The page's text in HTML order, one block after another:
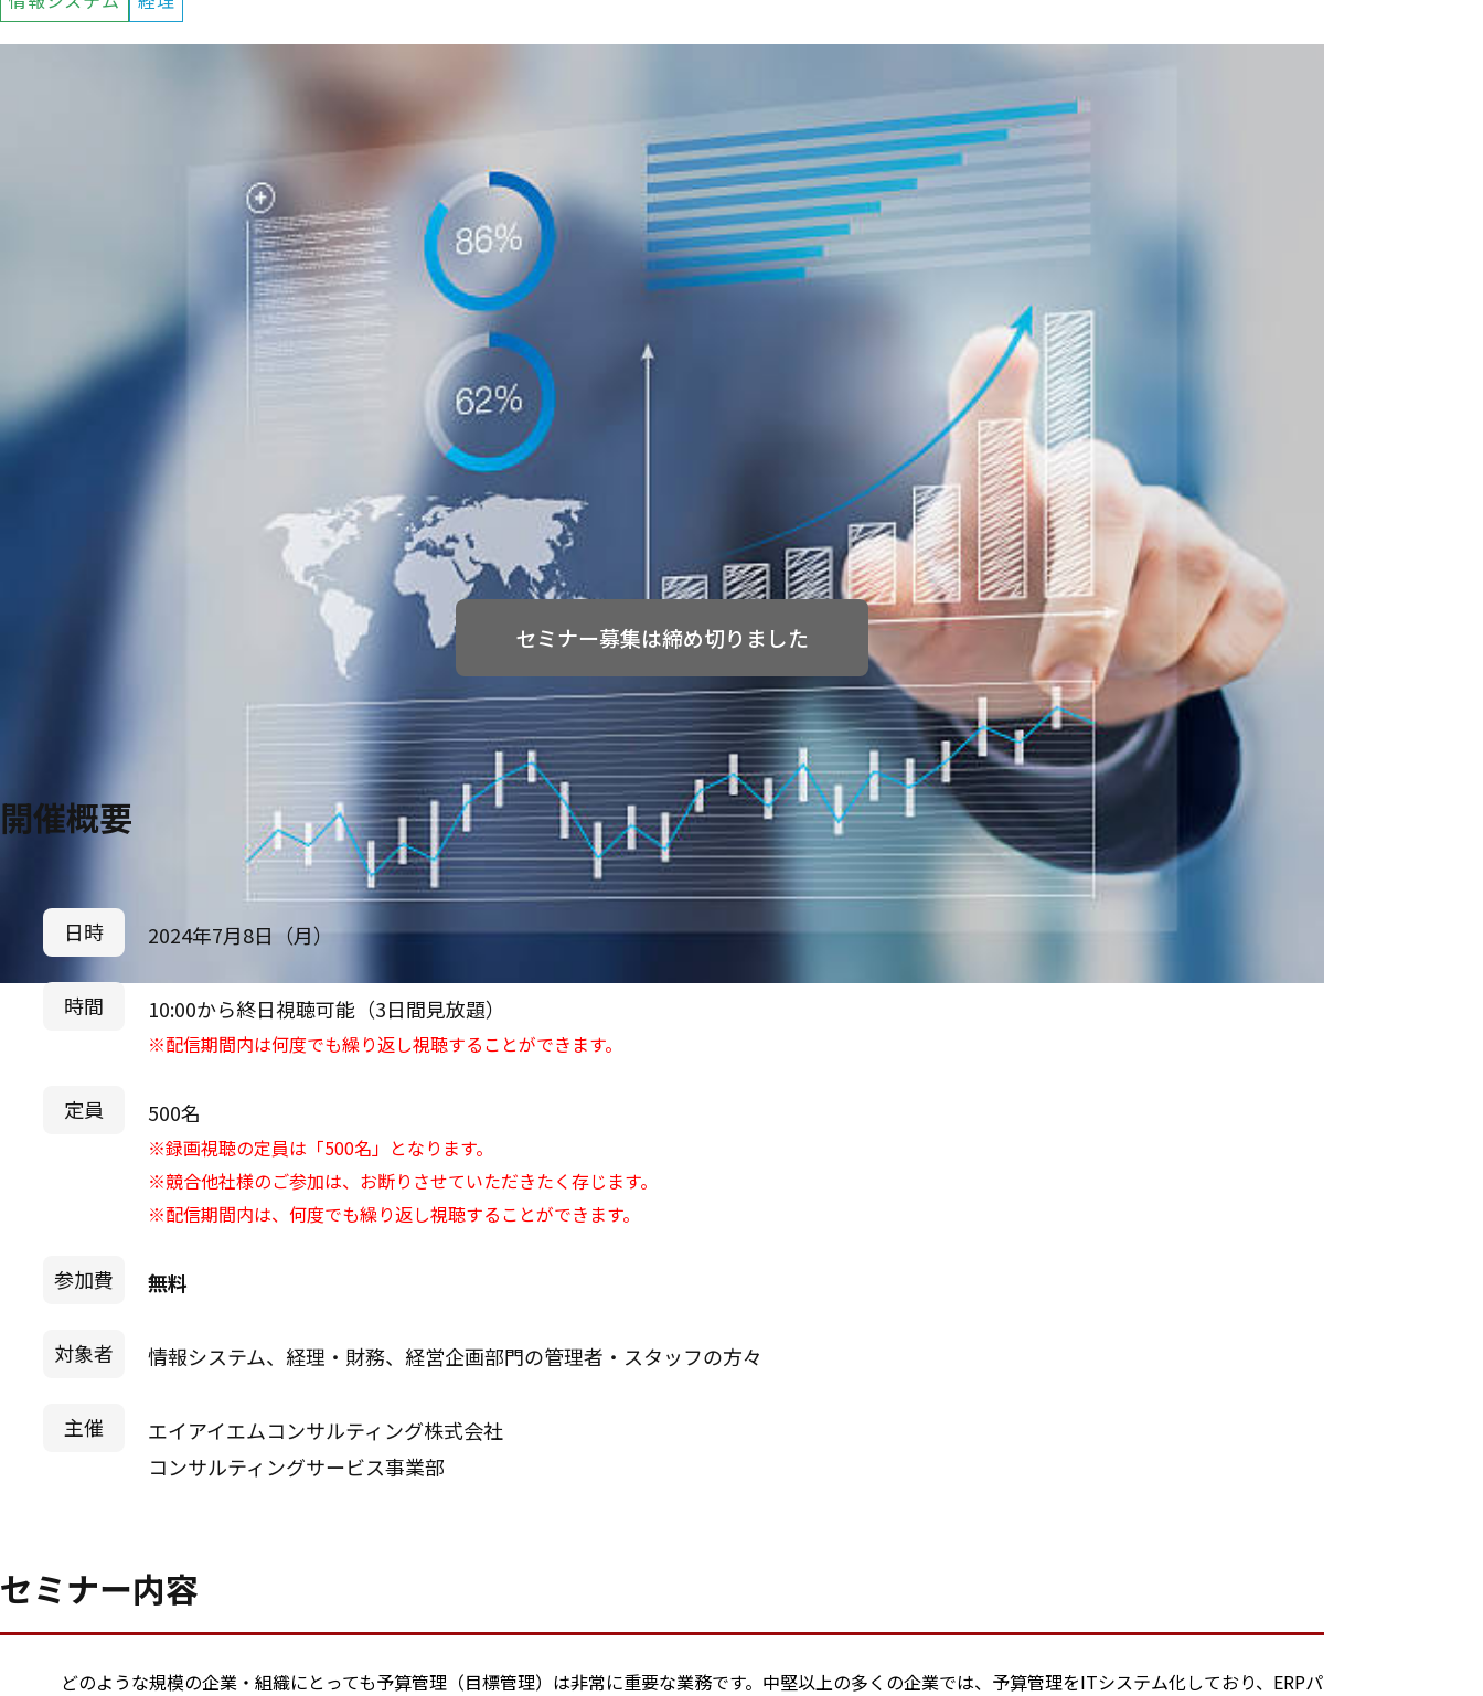
セミナー募集は締め切りました
開催概要
日時 2024年7月8日（月）
時間 10:00から終日視聴可能（3日間見放題）
※配信期間内は何度でも繰り返し視聴することができます。
定員 500名
※録画視聴の定員は「500名」となります。
※競合他社様のご参加は、お断りさせていただきたく存じます。
※配信期間内は、何度でも繰り返し視聴することができます。
参加費 無料
対象者 情報システム、経理・財務、経営企画部門の管理者・スタッフの方々
主催
エイアイエムコンサルティング株式会社
コンサルティングサービス事業部
セミナー内容
どのような規模の企業・組織にとっても予算管理（目標管理）は非常に重要な業務です。中堅以上の多くの企業では、予算管理をITシステム化しており、ERPパ